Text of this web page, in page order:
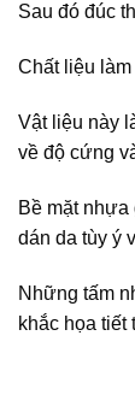
Sau đó đúc
Chất liệu
Vật liệu này
về độ cứng
Bề mặt nhựa
dán da tùy ý
Những tấm
khắc họa tiết